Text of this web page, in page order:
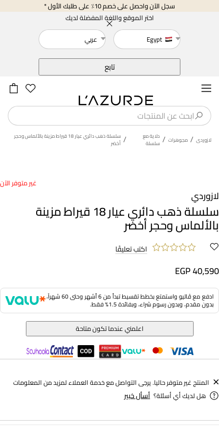
سجل الآن واحصل على خصم 10٪ على طلبك الأول *
اختر الموقع واللغة المفضلة لديك
Egypt
عربي
تابع
لازوردى / مجوهرات / دلاية مع
سلسلة / سلسلة ذهب دائري عيار 18 قيراط مزينة بالألماس وحجر
أخضر
غير متوفر الآن
لازوردي
سلسلة ذهب دائري عيار 18 قيراط مزينة
بالألماس وحجر أخضر
اكتب تعليقًا
EGP 40,590
ادفع مع ڤاليو واستمتع بخطط تقسيط تبدأ من 6 أشهر وحتى 60 شهراً،
بدون مقدم، وبدون رسوم شراء، وبفائدة 1.5% فقط.
اعلمني عندما تكون متاحة
المنتج غير متوفر حاليا. يرجى التواصل مع خدمة العملاء لمزيد من المعلومات
هل لديك أي أسئلة؟ أسأل خبير